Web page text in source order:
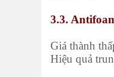
3.3.
Giá thành
Hiệu quả